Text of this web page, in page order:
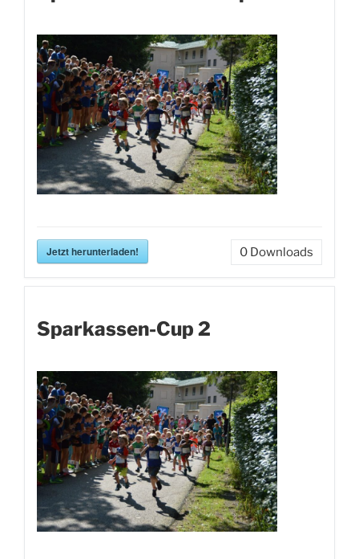
Jetzt herunterladen! 0 Downloads
Sparkassen-Cup 2